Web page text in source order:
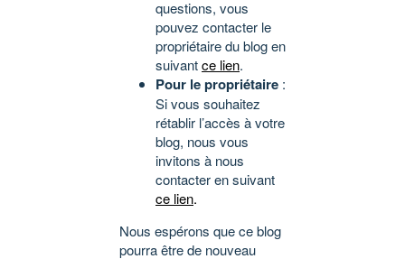
questions, vous
pouvez contacter le
propriétaire du blog en
suivantce lien.
Pour le propriétaire :
Si vous souhaitez
rétablir l’accès à votre
blog, nous vous
invitons à nous
contacter en suivant
ce lien.
Nous espérons que ce blog
pourra être de nouveau